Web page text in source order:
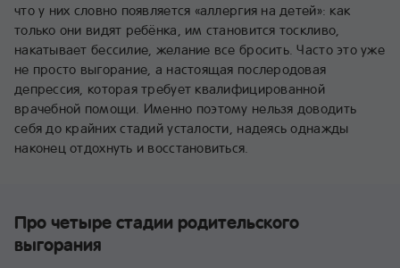
что у них словно появляется «аллергия на детей»: как
только они видят ребёнка, им становится тоскливо,
накатывает бессилие, желание все бросить. Часто это уже
не просто выгорание, а настоящая послеродовая
депрессия, которая требует квалифицированной
врачебной помощи. Именно поэтому нельзя доводить
себя до крайних стадий усталости, надеясь однажды
наконец отдохнуть и восстановиться.
Про четыре стадии родительского
выгорания